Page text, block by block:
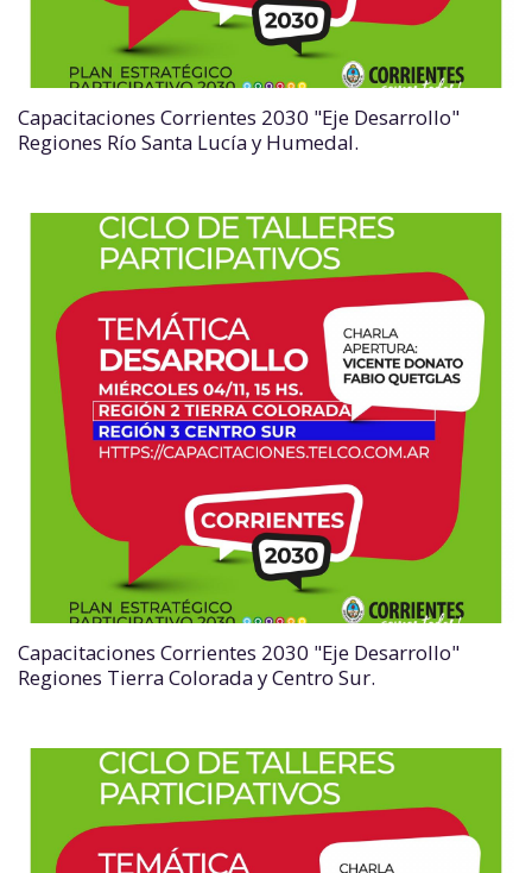
Capacitaciones Corrientes 2030 "Eje Desarrollo"
Regiones Río Santa Lucía y Humedal.
Capacitaciones Corrientes 2030 "Eje Desarrollo"
Regiones Tierra Colorada y Centro Sur.